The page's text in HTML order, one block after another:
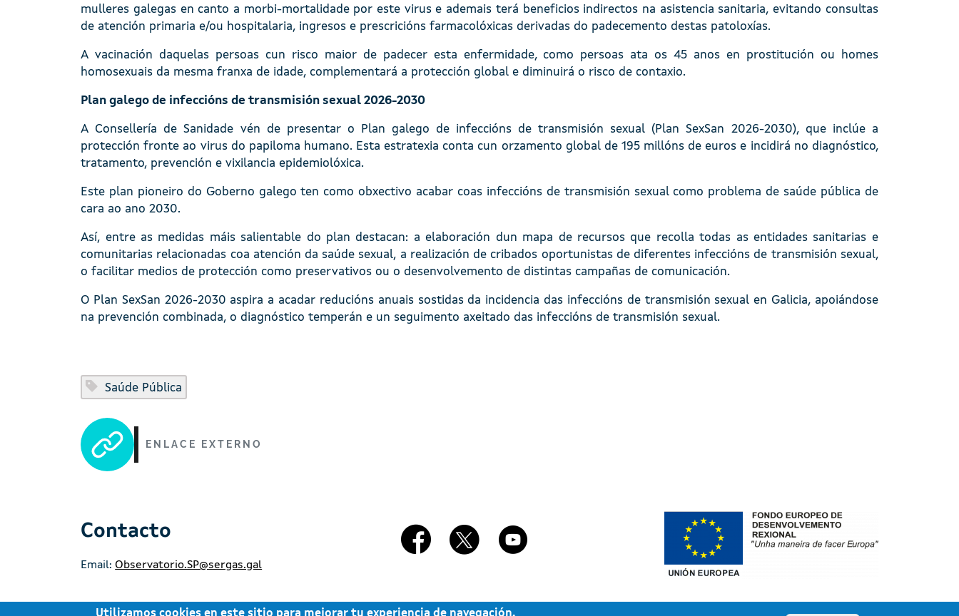
mulleres galegas en canto a morbi-mortalidade por este virus e ademais terá beneficios indirectos na asistencia sanitaria, evitando consultas
de atención primaria e/ou hospitalaria, ingresos e prescricións farmacolóxicas derivadas do padecemento destas patoloxías.
A vacinación daquelas persoas cun risco maior de padecer esta enfermidade, como persoas ata os 45 anos en prostitución ou homes
homosexuais da mesma franxa de idade, complementará a protección global e diminuirá o risco de contaxio.
Plan galego de infeccións de transmisión sexual 2026-2030
A Consellería de Sanidade vén de presentar o Plan galego de infeccións de transmisión sexual (Plan SexSan 2026-2030), que inclúe a
protección fronte ao virus do papiloma humano. Esta estratexia conta cun orzamento global de 195 millóns de euros e incidirá no diagnóstico,
tratamento, prevención e vixilancia epidemiolóxica.
Este plan pioneiro do Goberno galego ten como obxectivo acabar coas infeccións de transmisión sexual como problema de saúde pública de
cara ao ano 2030.
Así, entre as medidas máis salientable do plan destacan: a elaboración dun mapa de recursos que recolla todas as entidades sanitarias e
comunitarias relacionadas coa atención da saúde sexual, a realización de cribados oportunistas de diferentes infeccións de transmisión sexual,
o facilitar medios de protección como preservativos ou o desenvolvemento de distintas campañas de comunicación.
O Plan SexSan 2026-2030 aspira a acadar reducións anuais sostidas da incidencia das infeccións de transmisión sexual en Galicia, apoiándose
na prevención combinada, o diagnóstico temperán e un seguimento axeitado das infeccións de transmisión sexual.
Saúde Pública
ENLACE EXTERNO
Contacto
Email:Observatorio.SP@sergas.gal
Redes Sociales